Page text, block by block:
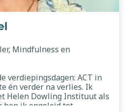
Mindfulness en
verdiepingsdagen: ACT in
én verder na verlies. Ik
Helen Dowling Instituut als
ben ik opgeleid tot